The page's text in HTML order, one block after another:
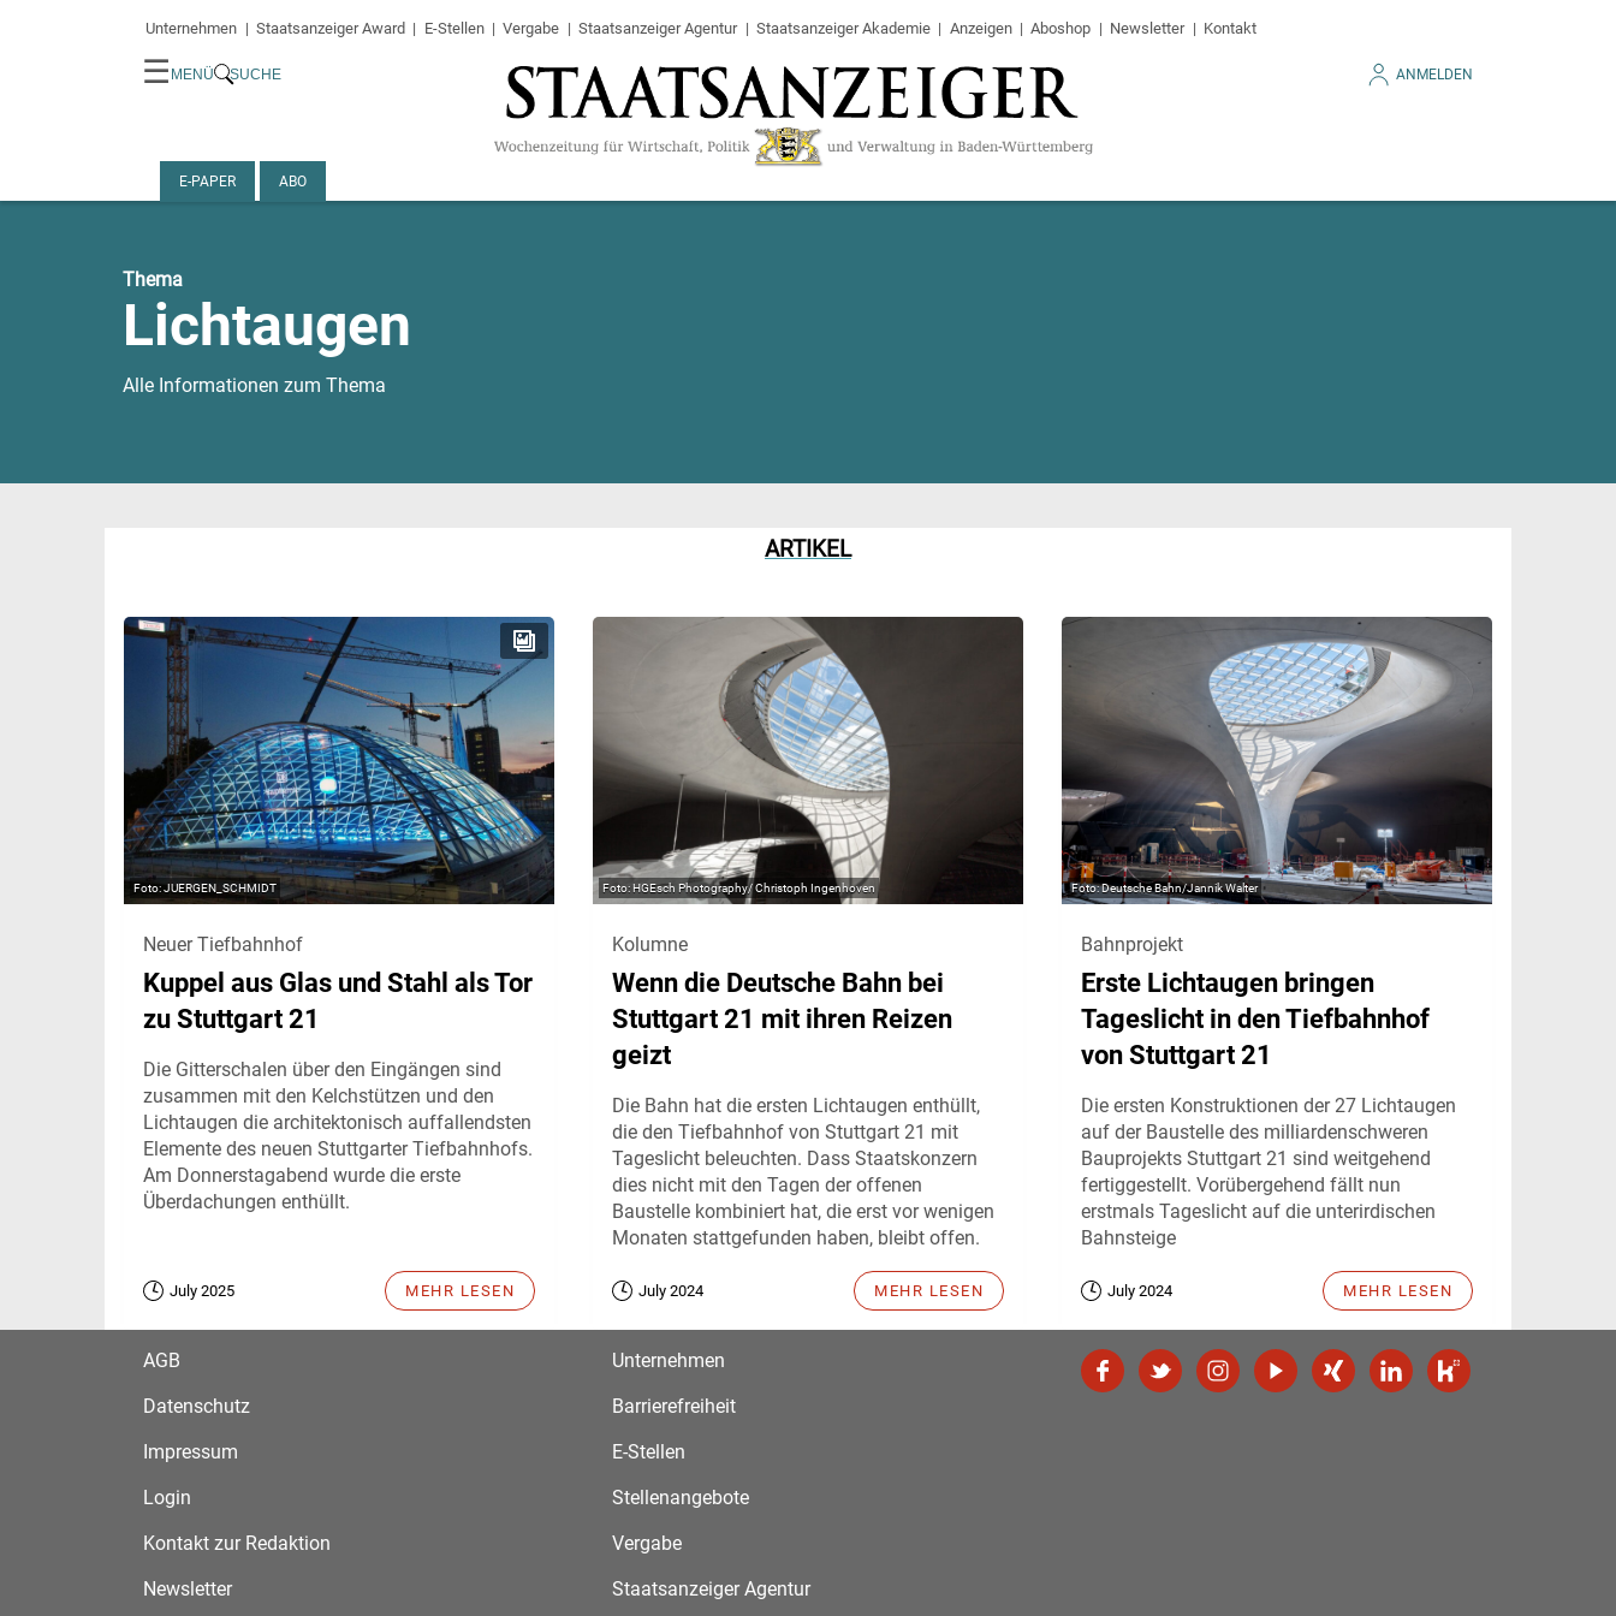
Unternehmen Staatsanzeiger Award E-Stellen Vergabe Staatsanzeiger Agentur Staatsanzeiger Akademie Anzeigen Aboshop Newsletter Kontakt
☰ MENÜ SUCHE ANMELDEN
E-PAPER ABO
Thema
Lichtaugen
Alle Informationen zum Thema
ARTIKEL
JUERGEN_SCHMIDT
Neuer Tiefbahnhof
Kuppel aus Glas und Stahl als Tor
zu Stuttgart 21
Die Gitterschalen über den Eingängen sind
zusammen mit den Kelchstützen und den
Lichtaugen die architektonisch auffallendsten
Elemente des neuen Stuttgarter Tiefbahnhofs.
Am Donnerstagabend wurde die erste
Überdachungen enthüllt.
July 2025 MEHR LESEN
HGEsch Photography/ Christoph Ingenhoven
Kolumne
Wenn die Deutsche Bahn bei
Stuttgart 21 mit ihren Reizen
geizt
Die Bahn hat die ersten Lichtaugen enthüllt,
die den Tiefbahnhof von Stuttgart 21 mit
Tageslicht beleuchten. Dass Staatskonzern
dies nicht mit den Tagen der offenen
Baustelle kombiniert hat, die erst vor wenigen
Monaten stattgefunden haben, bleibt offen.
July 2024 MEHR LESEN
Deutsche Bahn/Jannik Walter
Bahnprojekt
Erste Lichtaugen bringen
Tageslicht in den Tiefbahnhof
von Stuttgart 21
Die ersten Konstruktionen der 27 Lichtaugen
auf der Baustelle des milliardenschweren
Bauprojekts Stuttgart 21 sind weitgehend
fertiggestellt. Vorübergehend fällt nun
erstmals Tageslicht auf die unterirdischen
Bahnsteige
July 2024 MEHR LESEN
AGB
Datenschutz
Impressum
Login
Kontakt zur Redaktion
Newsletter
Unternehmen
Barrierefreiheit
E-Stellen
Stellenangebote
Vergabe
Staatsanzeiger Agentur